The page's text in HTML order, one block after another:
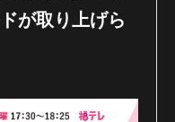
が取り上げら